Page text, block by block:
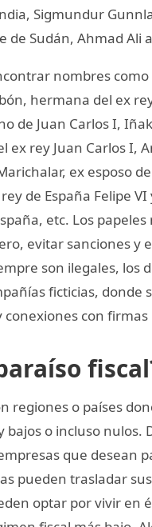
Sigmundur
de Sudán, Ahmad Ali
nombres
hermana del ex
de Juan Carlos I,
rey Juan Carlos I,
ex esposo
de España Felipe
etc. Los
evitar sanciones y
son ilegales, los
ficticias,
conexiones con
regiones o países
o incluso nulos.
que desean
pueden trasladar
optar por vivir